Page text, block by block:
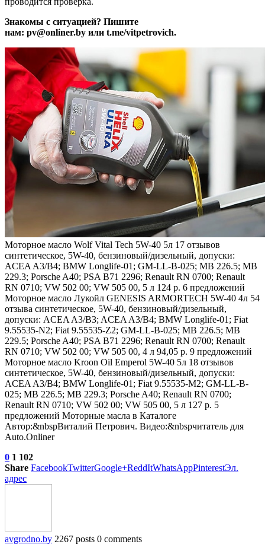
Знакомы с ситуацией? Пишите
нам: pv@onliner.by или t.me/vitpetrovich.
Моторное масло Wolf Vital Tech 5W-40 5л 17 отзывов
синтетическое, 5W-40, бензиновый/дизельный, допуски:
ACEA A3/B4; BMW Longlife-01; GM-LL-B-025; MB 226.5; MB
229.3; Porsche A40; PSA B71 2296; Renault RN 0700; Renault
RN 0710; VW 502 00; VW 505 00, 5 л 124 р. 6 предложений
Моторное масло Лукойл GENESIS ARMORTECH 5W-40 4л 54
отзыва синтетическое, 5W-40, бензиновый/дизельный,
допуски: ACEA A3/B3; ACEA A3/B4; BMW Longlife-01; Fiat
9.55535-N2; Fiat 9.55535-Z2; GM-LL-B-025; MB 226.5; MB
229.5; Porsche A40; PSA B71 2296; Renault RN 0700; Renault
RN 0710; VW 502 00; VW 505 00, 4 л 94,05 р. 9 предложений
Моторное масло Kroon Oil Emperol 5W-40 5л 18 отзывов
синтетическое, 5W-40, бензиновый/дизельный, допуски:
ACEA A3/B4; BMW Longlife-01; Fiat 9.55535-M2; GM-LL-B-
025; MB 226.5; MB 229.3; Porsche A40; Renault RN 0700;
Renault RN 0710; VW 502 00; VW 505 00, 5 л 127 р. 5
предложений Моторные масла в Каталоге
Автор:&nbspВиталий Петрович. Видео:&nbspчитатель для
Auto.Onliner
0 1 102
Share FacebookTwitterGoogle+ReddItWhatsAppPinterestЭл.
адрес
avgrodno.by 2267 posts 0 comments